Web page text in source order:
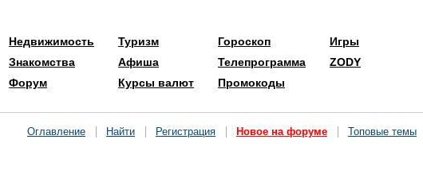
Недвижимость
Знакомства
Форум
Туризм
Афиша
Курсы валют
Гороскоп
Телепрограмма
Промокоды
Игры
ZODY
Оглавление Найти Регистрация Новое на форуме Топовые темы